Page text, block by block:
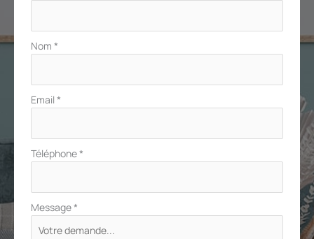
Nom *
Email *
Téléphone*
Message*